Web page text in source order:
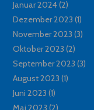
Januar 2024(2)
Dezember 2023 (1)
November 2023 (3)
Oktober 2023 (2)
September 2023 (3)
August 2023 (1)
Juni 2023 (1)
Mai 2023 (2)